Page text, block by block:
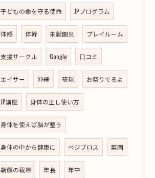
子どもの命を守る使命 JPプログラム
体感 体幹 未就園児 プレイルーム
支援サークル Google 口コミ
エイサー 沖縄 琉球 お祭りでるよ
JP講座 身体の正し使い方
身体を使えば脳が整う
身体の中から健康に ベジブロス 菜園
朝顔の栽培 年長 年中